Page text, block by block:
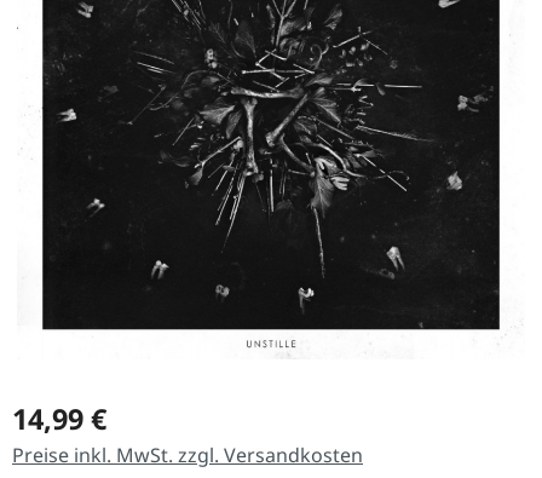
Regulärer Preis:
14,99 €
Preise inkl. MwSt. zzgl. Versandkosten